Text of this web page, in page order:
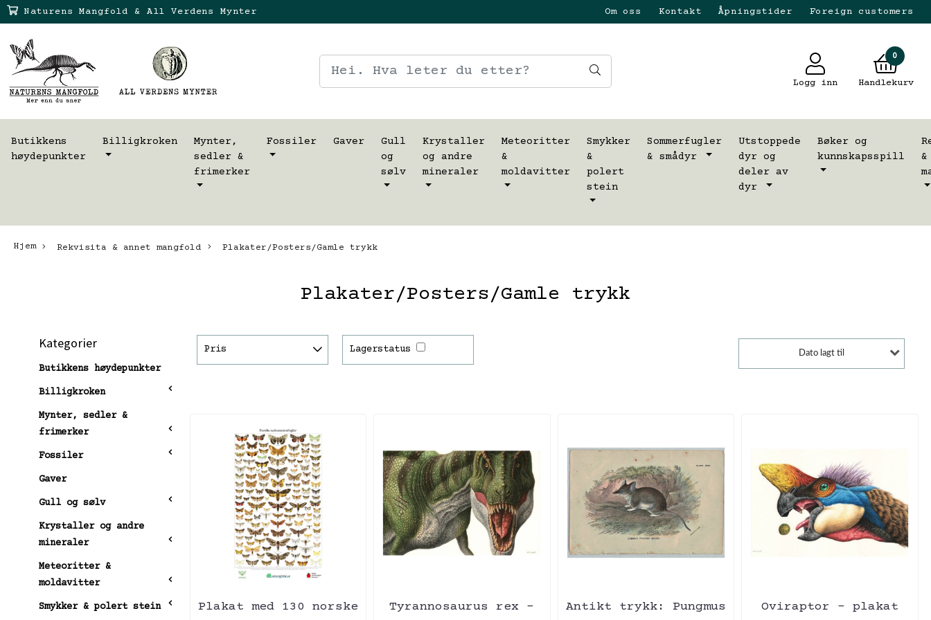
Naturens Mangfold & All Verdens Mynter Om oss Kontakt Åpningstider Foreign customers
Logg inn
0
Handlekurv
Butikkens
høydepunkter
Billigkroken
Mynter,
sedler &
frimerker
Fossiler Gaver
Gull
og
sølv
Krystaller
og andre
mineraler
Meteoritter
&
moldavitter
Smykker
&
polert
stein
Sommerfugler
& smådyr
Utstoppede
dyr og
deler av
dyr
Bøker og
kunnskapsspill
Hjem Rekvisita & annet mangfold Plakater/Posters/Gamle trykk
Plakater/Posters/Gamle trykk
Kategorier
Butikkens høydepunkter
Billigkroken
Mynter, sedler &
frimerker
Fossiler
Gaver
Gull og sølv
Krystaller og andre
mineraler
Meteoritter &
moldavitter
Smykker & polert stein
Pris Lagerstatus Dato lagt til
Plakat med 130 norske
Tyrannosaurus rex -
Antikt trykk: Pungmus
Oviraptor - plakat